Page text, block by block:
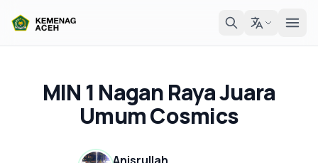
MIN 1 Nagan Raya Juara
Umum Cosmics